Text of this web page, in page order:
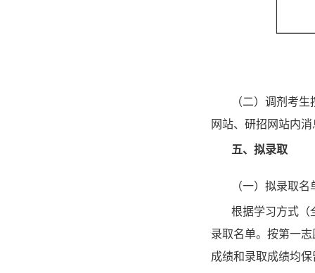
（二）调剂考
网站、研招网站内
五、拟录取
（一）拟录取
根据学习方式（
录取名单。按第一
成绩和录取成绩均